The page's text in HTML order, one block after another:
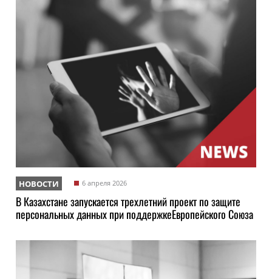
НОВОСТИ 6 апреля 2026
В Казахстане запускается трехлетний проект по защите
персональных данных при поддержкеЕвропейского Союза